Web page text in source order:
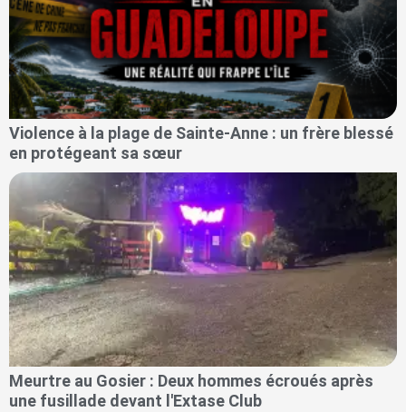
Violence à la plage de Sainte-Anne : un frère blessé
en protégeant sa sœur
Meurtre au Gosier : Deux hommes écroués après
une fusillade devant l'Extase Club